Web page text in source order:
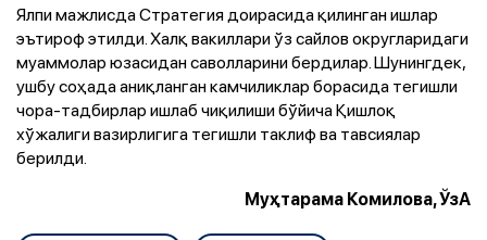
Ялпи мажлисда Стратегия доирасида қилинган ишлар
эътироф этилди. Халқ вакиллари ўз сайлов округларидаги
муаммолар юзасидан саволларини бердилар. Шунингдек,
ушбу соҳада аниқланган камчиликлар борасида тегишли
чора-тадбирлар ишлаб чиқилиши бўйича Қишлоқ
хўжалиги вазирлигига тегишли таклиф ва тавсиялар
берилди.
Муҳтарама Комилова, ЎзА